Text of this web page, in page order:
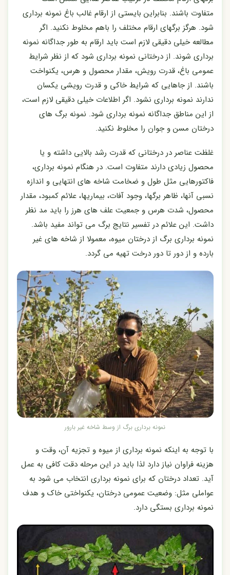
متفاوت باشند. بنابراین بایستی از ارقام غالب باغ نمونه برداری
شود. هرگز برگهای ارقام مختلف را باهم مخلوط نکنید. اگر
مطالعه خیلی دقیقی لازم است باید ارقام به طور جداگانه نمونه
برداری شوند. از درختانی نمونه برداری شود که از نظر شرایط
عمومی باغ، قدرت رویش، مقدار محصول و هرس، یکنواخت
باشند. از جاهایی که شرایط خاکی و قدرت رویشی یکسان
ندارند نمونه برداری نشود. اگر اطلاعات خیلی دقیقی لازم است،
از این مناطق جداگانه نمونه برداری شود. نمونه برگ های
درختان مسن و جوان را مخلوط نکنید.
غلظت عناصر در درختانی که قدرت رشد بالایی داشته و یا
محصول زیادی دارند متفاوت است. در هنگام نمونه برداری،
فاکتورهایی مثل طول و ضخامت شاخه های انتهایی و اندازه
نسبی آنها، ظاهر برگها، وجود آفات، بیماریها، علائم کمبود، مقدار
محصول، شدت هرس و جمعیت علف های هرز را باید مد نظر
داشت. این علائم در تفسیر نتایج برگ می تواند مفید باشد.
نمونه برداری برگ از درختان میوه، معمولا از شاخه های غیر
بارده و از دور تا دور درخت تهیه می گردد.
نمونه برداری برگ از وسط شاخه غیر بارور
با توجه به اینکه نمونه برداری از میوه و تجزیه آن، وقت و
هزینه فراوان نیاز دارد لذا باید در این مرحله دقت کافی به عمل
آید. تعداد درختان که برای نمونه برداری انتخاب می شود به
عواملی مثل: وضعیت عمومی درختان، یکنواختی خاک و هدف
نمونه برداری بستگی دارد.